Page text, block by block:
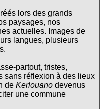
lors des grands
paysages, nos
actuelles. Images de
langues, plusieurs
partout, tristes,
sans réflexion à des lieux
de Kerlouanodevenus
une commune